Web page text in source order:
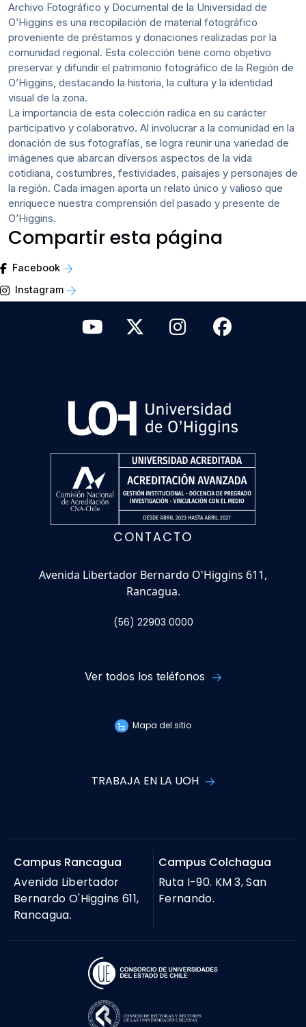
Archivo Fotográfico y Documental de la Universidad de
O’Higgins es una recopilación de material fotográfico
proveniente de préstamos y donaciones realizadas por la
comunidad regional. Esta colección tiene como objetivo
preservar y difundir el patrimonio fotográfico de la Región de
O’Higgins, destacando la historia, la cultura y la identidad
visual de la zona.
La importancia de esta colección radica en su carácter
participativo y colaborativo. Al involucrar a la comunidad en la
donación de sus fotografías, se logra reunir una variedad de
imágenes que abarcan diversos aspectos de la vida
cotidiana, costumbres, festividades, paisajes y personajes de
la región. Cada imagen aporta un relato único y valioso que
enriquece nuestra comprensión del pasado y presente de
O’Higgins.
Compartir esta página
Facebook
Instagram
CONTACTO
Avenida Libertador Bernardo O'Higgins 611,
Rancagua.
(56) 22903 0000
Ver todos los teléfonos
Mapa del sitio
TRABAJA EN LA UOH
Campus Rancagua
Avenida Libertador
Bernardo O'Higgins 611,
Rancagua.
Campus Colchagua
Ruta I-90. KM 3, San
Fernando.